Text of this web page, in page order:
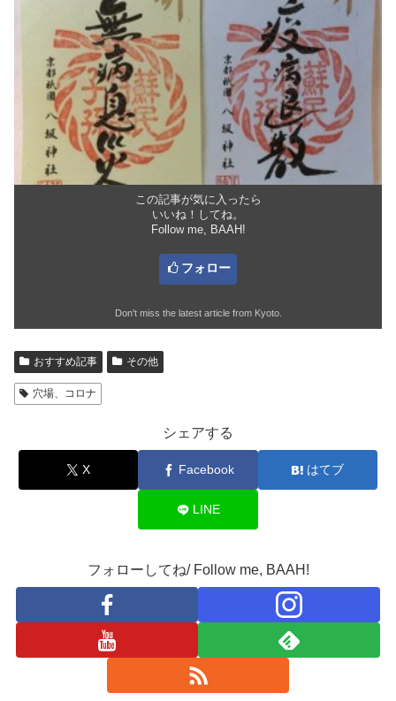
この記事が気に入ったら
いいね！してね。
Follow me, BAAH!
フォロー
Don't miss the latest article from Kyoto.
おすすめ記事 その他
穴場、コロナ
シェアする
X Facebook はてブ
LINE
フォローしてね/ Follow me, BAAH!